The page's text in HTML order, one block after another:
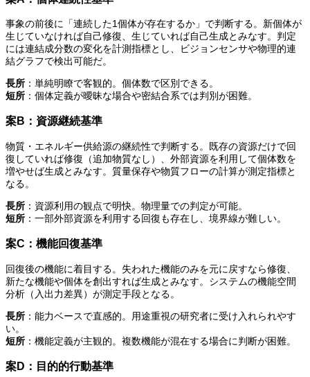
事象の前後に「連続した1個体が存在するか」で判断する。新個体が
生じていなければ自己修復、生じていれば自己生成とみなす。判定
には連結成分数の変化を計測指標とし、ビジョンセンサや物理的連
結グラフで検出可能だ。
長所 ：単純明瞭で客観的。個体数で区別できる。
短所 ：個体定義が曖昧な場合や密結合系では判別が困難。
案B：資源継続基準
物質・エネルギー供給源の継続性で判断する。既存の資源だけで回
復していれば修復（追加物質なし）、外部資源を利用して個体数を
増やせば生成とみなす。質量保存や物質フローの計算が測定指標と
なる。
長所 ：資源利用の観点で明快。物理量での判定が可能。
短所 ：一部外部資源を利用する回復も存在し、境界線が難しい。
案C：機能回復基準
回復後の機能に着目する。失われた機能のみを元に戻すなら修復、
新たな機能や個体を創出すれば生成とみなす。システムの機能空間
分析（入出力差異）が測定手段となる。
長所 ：能力ベースで直感的。用途重視の研究者に受け入れられやす
い。
短所 ：機能定義が主観的。複数機能が混在する場合に判断が困難。
案D：目的的行動基準